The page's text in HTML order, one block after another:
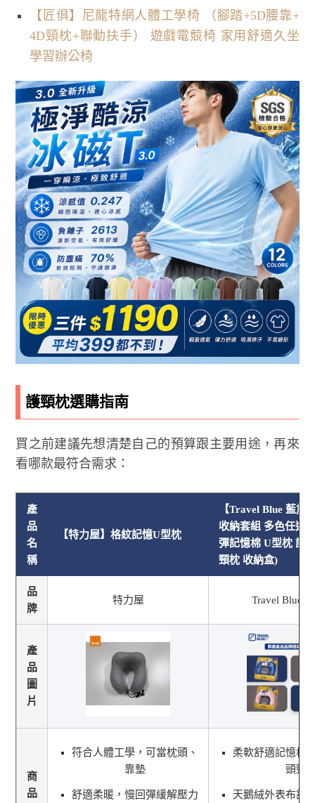
【匠俱】尼龍特網人體工學椅 （腳踏+5D腰靠+
4D頸枕+聯動扶手） 遊戲電競椅 家用舒適久坐
學習辦公椅
護頸枕選購指南
買之前建議先想清楚自己的預算跟主要用途，再來
看哪款最符合需求：
產
品
名
稱
【特力屋】格紋記憶U型枕
【Travel Blue 藍旅
收納套組 多色任選(
彈記憶棉 U型枕 護
頸枕 收納盒)
品
牌
特力屋 Travel Blue
產
品
圖
片
商
品
符合人體工學，可當枕頭、
靠墊
舒適柔暖，慢回彈緩解壓力
柔軟舒適記憶棉
頭頸
天鵝絨外表布舒